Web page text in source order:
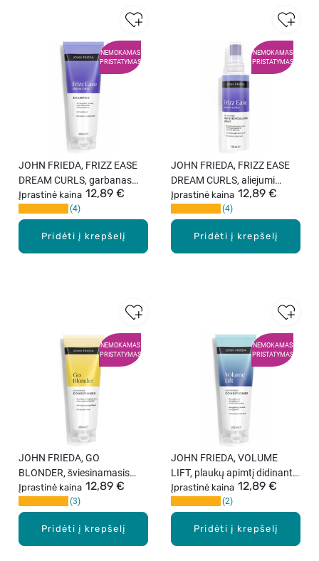
NEMOKAMAS
PRISTATYMAS
Pridėti į krepšelį
JOHN FRIEDA, FRIZZ EASE
DREAM CURLS, garbanas
išryškinantis plaukų
šampūnas, 250 ml.
Įprastinė kaina 12,89 €
4
NEMOKAMAS
PRISTATYMAS
Pridėti į krepšelį
JOHN FRIEDA, FRIZZ EASE
DREAM CURLS, aliejumi
prisotintas purškiklis
garbanoms atgaivinti, 150
ml.
Įprastinė kaina 12,89 €
4
NEMOKAMAS
PRISTATYMAS
Pridėti į krepšelį
JOHN FRIEDA, GO
BLONDER, šviesinamasis
kondicionierius, 250 ml.
Įprastinė kaina 12,89 €
3
NEMOKAMAS
PRISTATYMAS
Pridėti į krepšelį
JOHN FRIEDA, VOLUME
LIFT, plaukų apimtį didinantis
plaukų kondicionierius, 250
Įprastinė kaina 12,89 €
2